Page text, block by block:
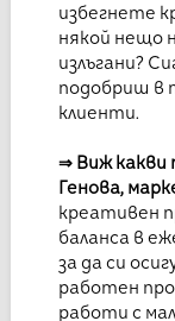
избегнете
някой нещо
излъгани?
подобриш в
клиенти.
⇒ Виж какви
Генова,
креативен
баланса в
за да си
работен
работи с